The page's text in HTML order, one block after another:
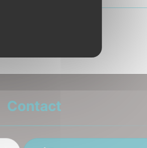
Contact